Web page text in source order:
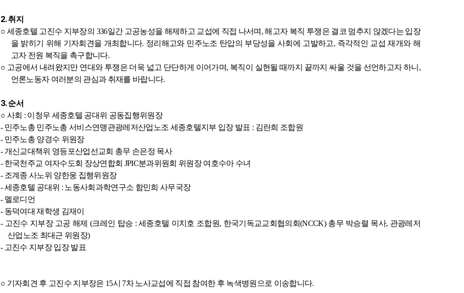
2.취지
○ 세종호텔 고진수 지부장의 336일간 고공농성을 해제하고 교섭에 직접 나서며 ,해고자 복직 투쟁은 결코 멈추지 않겠다는 입장
을 밝히기 위해 기자회견을 개최합니다. 정리해고와 민주노조 탄압의 부당성을 사회에 고발하고, 즉각적인 교섭 재개와 해
고자 전원 복직을 촉구합니다.
○ 고공에서 내려왔지만 연대와 투쟁은 더욱 넓고 단단하게 이어가며, 복직이 실현될 때까지 끝까지 싸울 것을 선언하고자 하니 ,
언론노동자 여러분의 관심과 취재를 바랍니다.
3.순서
○ 사회 : 이청우 세종호텔 공대위 공동집행위원장
- 민주노총 민주노총 서비스연맹관광레저산업노조 세종호텔지부 입장 발표 : 김란희 조합원
- 민주노총 양경수 위원장
-개신교대책위 영등포산업선교회 총무 손은정 목사
- 한국천주교 여자수도회 장상연합회 JPIC분과위원회 위원장 여호수아 수녀
- 조계종 사노위 양한웅 집행위원장
-세종호텔 공대위 : 노동사회과학연구소 함민희 사무국장
- 멜로디언
- 동덕여대 재학생 김재이
- 고진수 지부장 고공 해제 (크레인 탑승 :세종호텔 이치호 조합원, 한국기독교교회협의회(NCCK) 총무 박승렬 목사, 관광레저
산업노조 최대근 위원장)
- 고진수 지부장 입장 발표
○ 기자회견 후 고진수 지부장은 15시 7차 노사교섭에 직접 참여한 후 녹색병원으로 이송합니다.